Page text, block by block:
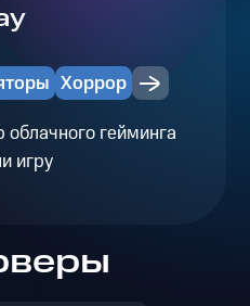
Хоррор
гейминга
игру